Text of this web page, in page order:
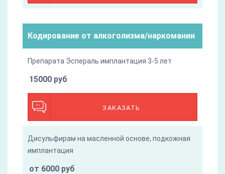
Кодирование от алкоголизма/наркомании
Препарата Эспераль имплантация 3-5 лет
ЗАКАЗАТЬ
15000 руб
Дисульфирам на масленной основе, подкожная
имплантация
от 6000 руб